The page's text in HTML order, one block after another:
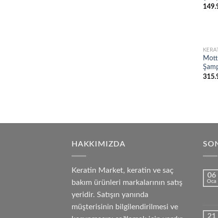
HAKKIMIZDA
Keratin Market, keratin ve saç
bakım ürünleri markalarının satış
yeridir. Satışın yanında
müşterisinin bilgilendirilmesi ve
06
Oca
21